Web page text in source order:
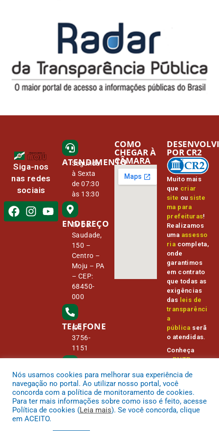
Siga-nos
nas redes
sociais
ATENDIMENTO
Segunda
à Sexta
de 07:30
às 13:30
ENDEREÇO
Tv Da
Saudade,
150 –
Centro –
Moju – PA
– CEP:
68450-
000
TELEFONE
(91)
3756-
1151
E-MAIL
camara@
cmmoju.p
a.gov.br
COMO
CHEGAR À
CÂMARA
Muito mais
que criar
site ou siste
ma para
prefeituras!
Realizamos
uma assesso
ria completa,
onde
garantimos
em contrato
que todas as
exigências
das leis de
transparênci
a
pública serã
o atendidas.
Conheça
oPNTPe
Transparênc
ia Pública
POR CR2
Nós usamos cookies para melhorar sua experiência de
navegação no portal. Ao utilizar nosso portal, você
concorda com a política de monitoramento de cookies.
Para ter mais informações sobre como isso é feito, acesse
Política de cookies (Leia mais). Se você concorda, clique
em ACEITO.